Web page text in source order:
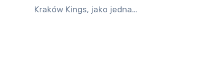
Kraków Kings, jako jedna…